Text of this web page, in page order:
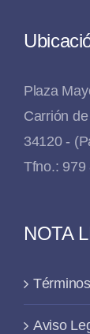
Plaza
Carrión
34120 -
Tfno.: 979
NOTA
Aviso